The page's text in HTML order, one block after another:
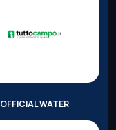
OFFICIAL WATER